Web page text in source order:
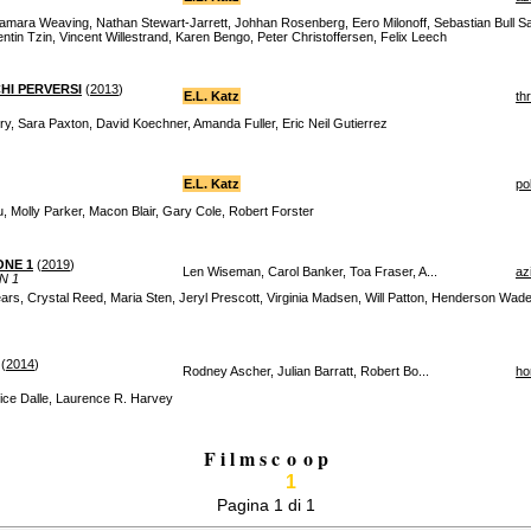
Weaving, Nathan Stewart-Jarrett, Johhan Rosenberg, Eero Milonoff, Sebastian Bull
Tzin, Vincent Willestrand, Karen Bengo, Peter Christoffersen, Felix Leech
PERVERSI (2013) E.L. Katz
Sara Paxton, David Koechner, Amanda Fuller, Eric Neil Gutierrez
E.L. Katz
Molly Parker, Macon Blair, Gary Cole, Robert Forster
1 (2019)
1
Len Wiseman, Carol Banker, Toa Fraser, A...
Crystal Reed, Maria Sten, Jeryl Prescott, Virginia Madsen, Will Patton, Henderson
2014) Rodney Ascher, Julian Barratt, Robert Bo...
Dalle, Laurence R. Harvey
F i l m s c o
1
o p
Pagina 1 di 1